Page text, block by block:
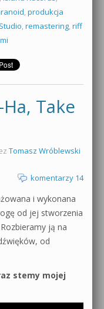
, produkcja
, remastering, riff
Take
Tomasz Wróblewski
komentarzy 14
i wykonana
od jej stworzenia
ją na
od
stemy mojej